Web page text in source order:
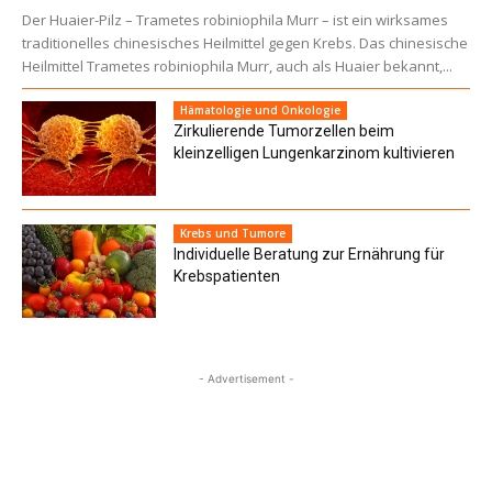
Der Huaier-Pilz – Trametes robiniophila Murr – ist ein wirksames
traditionelles chinesisches Heilmittel gegen Krebs. Das chinesische
Heilmittel Trametes robiniophila Murr, auch als Huaier bekannt,...
Hämatologie und Onkologie
Zirkulierende Tumorzellen beim
kleinzelligen Lungenkarzinom kultivieren
Krebs und Tumore
Individuelle Beratung zur Ernährung für
Krebspatienten
- Advertisement -